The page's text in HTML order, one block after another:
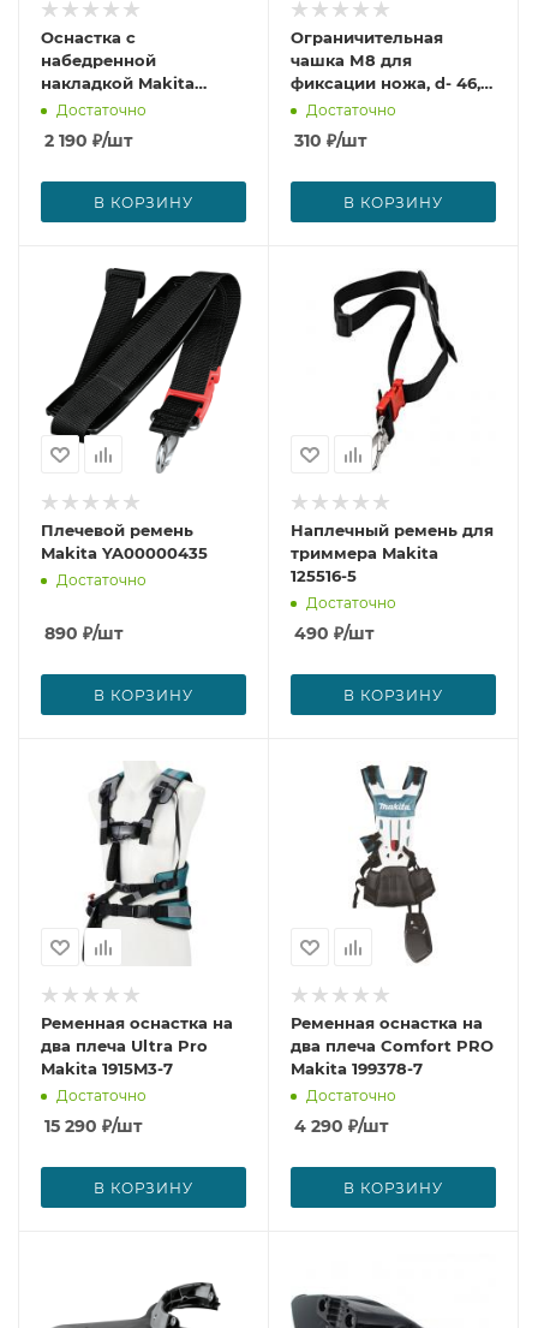
Оснастка с
набедренной
накладкой Makita
191E43-4
Достаточно
2 190 ₽/шт
В КОРЗИНУ
Ограничительная
чашка М8 для
фиксации ножа, d- 46,5
мм Makita 168797-8
Достаточно
310 ₽/шт
В КОРЗИНУ
Плечевой ремень
Makita YA00000435
Достаточно
890 ₽/шт
В КОРЗИНУ
Наплечный ремень для
триммера Makita
125516-5
Достаточно
490 ₽/шт
В КОРЗИНУ
Ременная оснастка на
два плеча Ultra Pro
Makita 1915M3-7
Достаточно
15 290 ₽/шт
В КОРЗИНУ
Ременная оснастка на
два плеча Comfort PRO
Makita 199378-7
Достаточно
4 290 ₽/шт
В КОРЗИНУ